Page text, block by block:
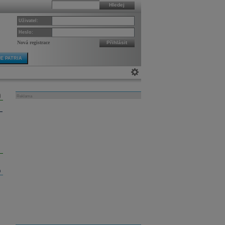
Hledej
Uživatel:
Heslo:
Nová registrace Přihlásit
PATRIA
Reklama